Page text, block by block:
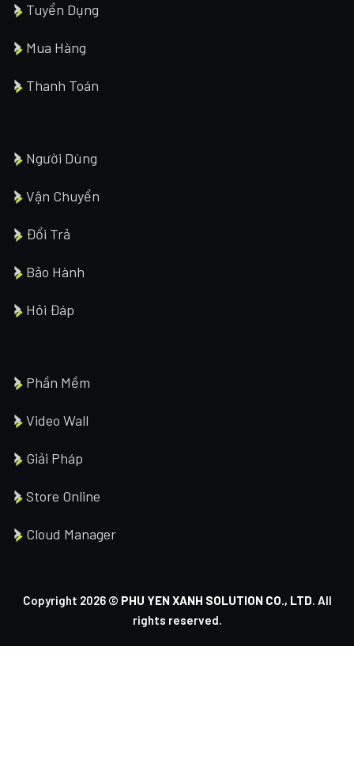
Tuyển Dụng
Mua Hàng
Thanh Toán
Người Dùng
Vận Chuyển
Đổi Trả
Bảo Hành
Hỏi Đáp
Phần Mềm
Video Wall
Giải Pháp
Store Online
Cloud Manager
Copyright 2026 © PHU YEN XANH SOLUTION CO., LTD. All
rights reserved.